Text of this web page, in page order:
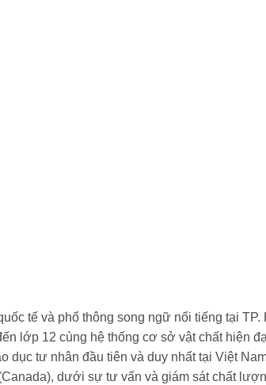
tế và phổ thông song ngữ nổi tiếng tại
lớp 12 cùng hệ thống cơ sở vật chất hiện
dục tư nhân đầu tiên và duy nhất tại Việt
dưới sự tư vấn và giám sát chất